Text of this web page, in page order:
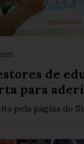
de
para
pela página do